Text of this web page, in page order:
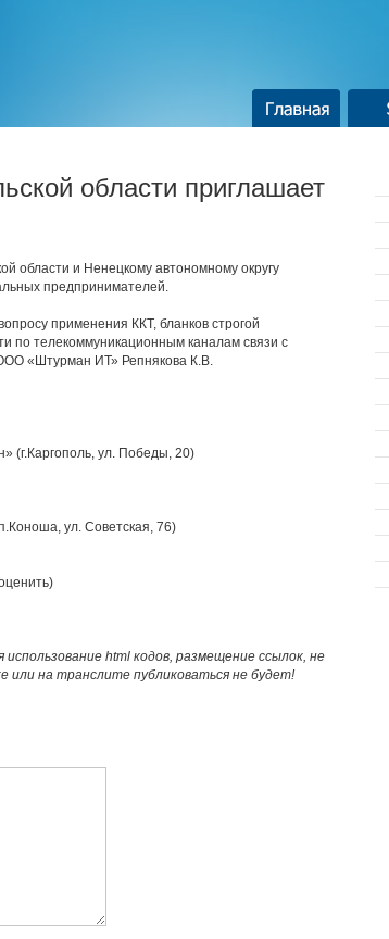
Главная
области приглашает
области и Ненецкому автономному округу
предпринимателей.
применения ККТ, бланков строгой
по телекоммуникационным каналам связи с
«Штурман ИТ» Репнякова К.В.
(г.Каргополь, ул. Победы, 20)
ул. Советская, 76)
html кодов, размещение ссылок, не
или на транслите публиковаться не будет!